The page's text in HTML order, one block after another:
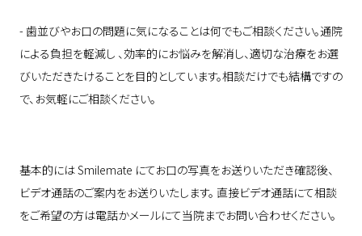
- 歯並びやお口の問題に気になることは何でもご相談ください。通院
による負担を軽減し 、効率的にお悩みを解消し、適切な治療をお選
びいただきたけることを目的としています。相談だけでも結構ですの
で、お気軽にご相談ください。
基本的には Smilemate にてお口の写真をお送りいただき確認後、
ビデオ通話のご案内をお送りいたします。 直接ビデオ通話にて相談
をご希望の方は電話かメールにて当院までお問い合わせください。